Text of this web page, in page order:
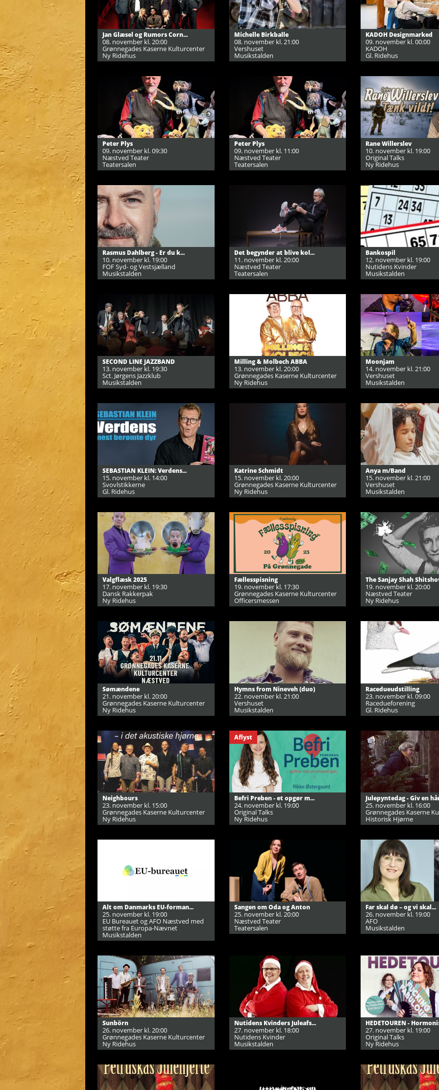
Jan Glæsel og Rumors Corn...
08. november kl. 20:00
Grønnegades Kaserne Kulturcenter
Ny Ridehus
Michelle Birkballe
08. november kl. 21:00
Vershuset
Musikstalden
KADOH Designmarked
09. november kl. 00:00
KADOH
Gl. Ridehus
Peter Plys
09. november kl. 09:30
Næstved Teater
Teatersalen
Peter Plys
09. november kl. 11:00
Næstved Teater
Teatersalen
Rane Willerslev
10. november kl. 19:00
Original Talks
Ny Ridehus
Rasmus Dahlberg - Er du k...
10. november kl. 19:00
FOF Syd- og Vestsjælland
Musikstalden
Det begynder at blive kol...
11. november kl. 20:00
Næstved Teater
Teatersalen
Bankospil
12. november kl. 19:00
Nutidens Kvinder
Musikstalden
SECOND LINE JAZZBAND
13. november kl. 19:30
Sct. Jørgens Jazzklub
Musikstalden
Milling & Molbech ABBA
13. november kl. 20:00
Grønnegades Kaserne Kulturcenter
Ny Ridehus
Moonjam
14. november kl. 21:00
Vershuset
Musikstalden
SEBASTIAN KLEIN: Verdens...
15. november kl. 14:00
Svovlstikkerne
Gl. Ridehus
Katrine Schmidt
15. november kl. 20:00
Grønnegades Kaserne Kulturcenter
Ny Ridehus
Anya m/Band
15. november kl. 21:00
Vershuset
Musikstalden
Valgflæsk 2025
17. november kl. 19:30
Dansk Rakkerpak
Ny Ridehus
Fællesspisning
19. november kl. 17:30
Grønnegades Kaserne Kulturcenter
Officersmessen
The Sanjay Shah
19. november kl. 20:00
Næstved Teater
Ny Ridehus
Sømændene
21. november kl. 20:00
Grønnegades Kaserne Kulturcenter
Ny Ridehus
Hymns from Nineveh (duo)
22. november kl. 21:00
Vershuset
Musikstalden
Racedueudstilling
23. november kl. 09:00
Racedueforening
Gl. Ridehus
Neighbours
23. november kl. 15:00
Grønnegades Kaserne Kulturcenter
Ny Ridehus
Aflyst
Befri Preben - et opgør m...
24. november kl. 19:00
Original Talks
Ny Ridehus
Julepyntedag - Giv en
25. november kl. 16:00
Grønnegades Kaserne
Historisk Hjørne
Alt om Danmarks EU-forman...
25. november kl. 19:00
EU Bureauet og AFO Næstved med
støtte fra Europa-Nævnet
Musikstalden
Sangen om Oda og Anton
25. november kl. 20:00
Næstved Teater
Teatersalen
Far skal dø – og vi skal...
26. november kl. 19:00
AFO
Musikstalden
Sunbörn
26. november kl. 20:00
Grønnegades Kaserne Kulturcenter
Ny Ridehus
Nutidens Kvinders Juleafs...
27. november kl. 18:00
Nutidens Kvinder
Musikstalden
HEDETOUREN -
27. november kl. 19:00
Original Talks
Ny Ridehus